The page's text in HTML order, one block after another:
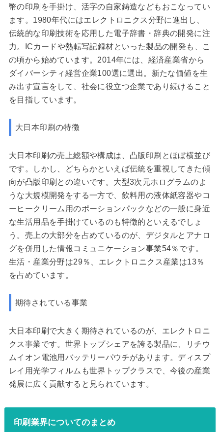
幣の印刷を手掛け、活字の自家鋳造などもおこなってい
ます。1980年代にはエレクトロニクス分野に進出し、
伝統的な印刷技術を応用した電子辞書・辞典の開発に注
力。ICカードや熱転写記録材といった製品の開発も、こ
の頃から始めています。2014年には、経済産業省から
ダイバーシティ経営企業100選に選出。新たな価値を生
み出す宣言をして、社会に役立つ企業であり続けること
を目指しています。
大日本印刷の特徴
大日本印刷の売上総額や構成は、凸版印刷とほぼ横並び
です。しかし、どちらかといえば伝統を重視してきた傾
向が凸版印刷との違いです。大型3次元ホログラムのよ
うな大規模開発をする一方で、飲料用の液体紙容器やコ
ーヒークリーム用のポーションパックなどの一般に身近
な生活用品を手掛けているのも特徴的といえるでしょ
う。売上の大部分を占めているのが、デジタルとアナロ
グを併用した情報コミュニケーション事業54％です。
生活・産業分野は29％、エレクトロニクス産業は13％
を占めています。
期待されている事業
大日本印刷で大きく期待されているのが、エレクトロニ
クス事業です。世界トップシェアを誇る製品に、リチウ
ムイオン電池用バッテリーパウチがあります。ディスプ
レイ用光学フィルムも世界トップクラスで、今後の産業
発展に広く貢献すると見られています。
印刷業界についてのまとめ